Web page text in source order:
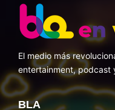
El medio más
entertainment, podcast
BLA